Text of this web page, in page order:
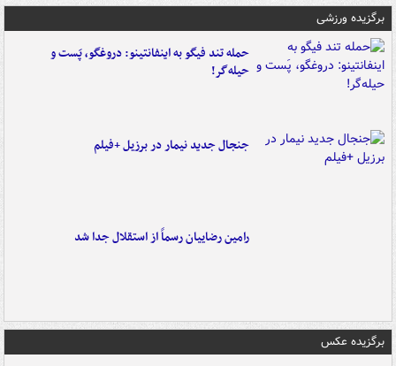
برگزیده ورزشی
حمله تند فیگو به اینفانتینو: دروغگو، پَست‌ و
حیله‌گر!
جنجال جدید نیمار در برزیل +فیلم
رامین رضاییان رسماً از استقلال جدا شد
برگزیده عکس